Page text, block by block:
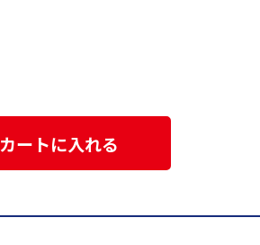
カートに入れる